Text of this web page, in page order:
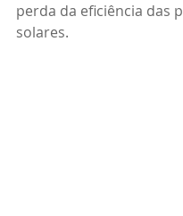
perda da eficiência das
solares.